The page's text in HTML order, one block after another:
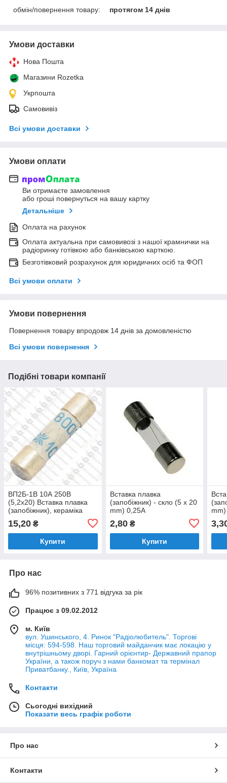
обмін/повернення товару:
протягом 14 днів
Умови доставки
Нова Пошта
Магазини Rozetka
Укрпошта
Самовивіз
Всі умови доставки
Умови оплати
Ви отримаєте замовлення
або гроші повернуться на вашу картку
Детальніше
Оплата на рахунок
Оплата актуальна при самовивозі з нашої крамнички на
радіоринку готівкою або банківською карткою.
Безготівковий розрахунок для юридичних осіб та ФОП
Всі умови оплати
Умови повернення
Повернення товару впродовж 14 днів за домовленістю
Всі умови повернення
Подібні товари компанії
ВП2Б-1В 10А 250В
(5,2x20) Вставка плавка
(запобіжник), кераміка
15,20 ₴
Купити
Вставка плавка
(запобіжник) - скло (5 x 20
mm) 0,25A
2,80₴
Купити
Про нас
96% позитивних з 771 відгука за рік
Працює з 09.02.2012
м. Київ
вул. Ушинського, 4. Ринок "Радіолюбитель". Торгові
місця: 594-598. Наш торговий майданчик має локацію у
внутрішньому дворі. Гарний орієнтир- Державний прапор
України, а також поруч з нами банкомат та термінал
Приватбанку., Київ, Україна
Контакти
Сьогодні вихідний
Показати весь графік роботи
Про нас
Контакти